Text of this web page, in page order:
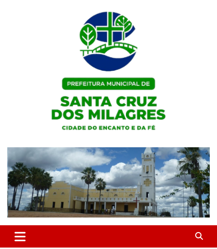
Prefeitura de Santa Cruz dos
Milagres / PI